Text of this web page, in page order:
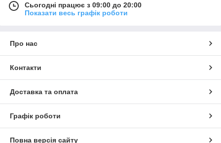
Сьогодні працює з 09:00 до 20:00
Показати весь графік роботи
Про нас
Контакти
Доставка та оплата
Графік роботи
Повна версія сайту